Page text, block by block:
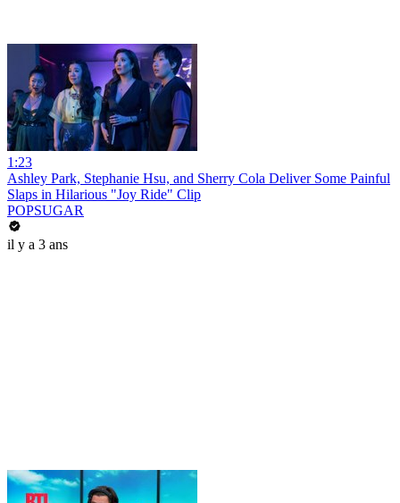
1:23
Ashley Park, Stephanie Hsu, and Sherry Cola Deliver Some Painful
Slaps in Hilarious "Joy Ride" Clip
POPSUGAR
il y a 3 ans